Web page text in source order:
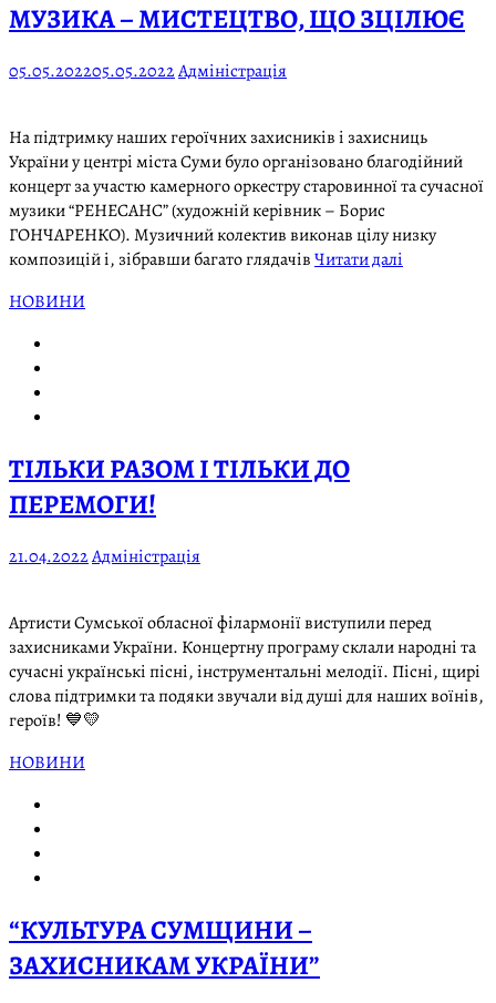
МУЗИКА – МИСТЕЦТВО, ЩО ЗЦІЛЮЄ
05.05.202205.05.2022Адміністрація
На підтримку наших героїчних захисників і захисниць
України у центрі міста Суми було організовано благодійний
концерт за участю камерного оркестру старовинної та сучасної
музики “РЕНЕСАНС” (художній керівник – Борис
ГОНЧАРЕНКО). Музичний колектив виконав цілу низку
композицій і, зібравши багато глядачівЧитати далі
НОВИНИ
ТІЛЬКИ РАЗОМ І ТІЛЬКИ ДО
ПЕРЕМОГИ!
21.04.2022Адміністрація
Артисти Сумської обласної фiлармонiї виступили перед
захисниками України. Концертну програму склали народнi та
сучаснi українськi пiснi, iнструментальнi мелодiї. Пісні, щирі
слова підтримки та подяки звучали від душі для наших воїнів,
героїв! 💙💛
НОВИНИ
“КУЛЬТУРА СУМЩИНИ –
ЗАХИСНИКАМ УКРАЇНИ”